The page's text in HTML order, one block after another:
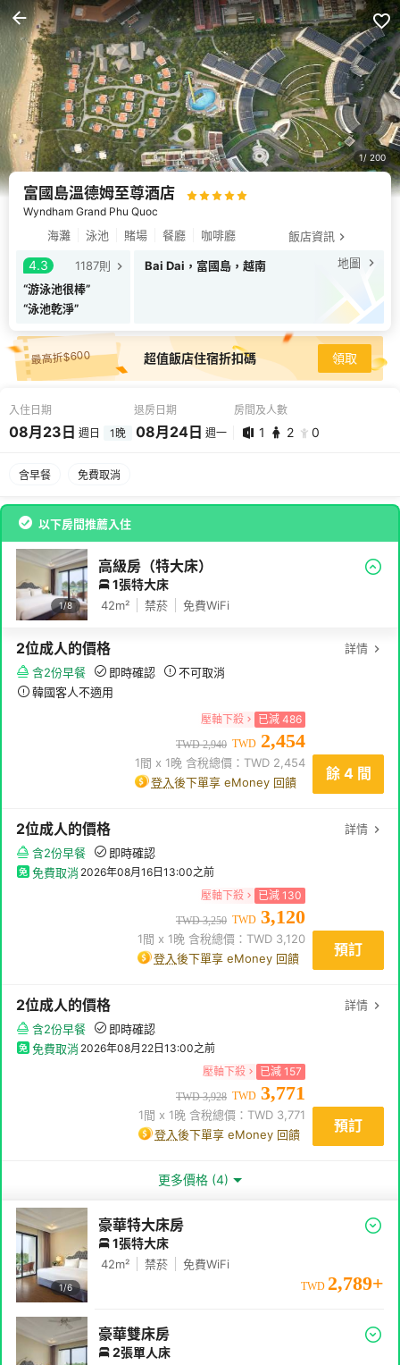
1 200
富國島溫德姆至尊酒店
Wyndham Grand Phu Quoc
海灘 泳池 賭場 餐廳 咖啡廳 飯店資訊
4.3 1187則
“游泳池很棒”
“泳池乾淨”
Bai Dai，富國島，越南 地圖
最高折$600 超值飯店住宿折扣碼 領取
入住日期 退房日期 房間及人數
08月 23 日 週日 1 晚 08月 24 日 週一 1 2 0
20
含早餐 免費取消
以下房間推薦入住
1/8
高級房（特大床）
1張特大床
42m² 禁菸 免費WiFi
2位成人的價格
詳情
含2份早餐
即時確認
不可取消
韓國客人不適用
壓軸下殺 已減 486
TWD 2,940 TWD 2,454
1間 x 1晚 含稅總價：TWD 2,454
登入後下單享 eMoney 回饋 餘 4 間
2位成人的價格
詳情
含2份早餐
即時確認
免費取消 2026年08月16日13:00之前
壓軸下殺
已減 130
TWD 3,250 TWD 3,120
1間 x 1晚 含稅總價：TWD 3,120
登入後下單享 eMoney 回饋 預訂
2位成人的價格
詳情
含2份早餐
即時確認
免費取消 2026年08月22日13:00之前
壓軸下殺
已減 157
TWD 3,928 TWD 3,771
1間 x 1晚 含稅總價：TWD 3,771
登入後下單享 eMoney 回饋 預訂
更多價格 (4)
1/6
豪華特大床房
1張特大床
42m² 禁菸 免費WiFi
TWD 2,789+
豪華雙床房
2張單人床